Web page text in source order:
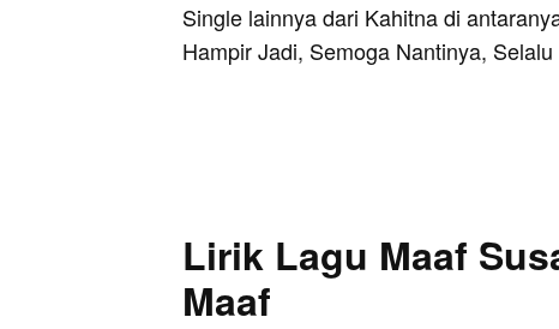
Single lainnya dari Kahitna di
Hampir Jadi, Semoga Nantinya,
Lirik Lagu Maaf
Maaf